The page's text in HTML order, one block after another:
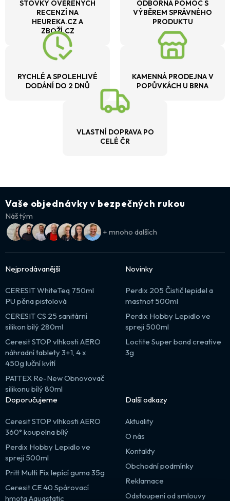
STOVKY OVĚŘENÝCH
RECENZÍ NA
HEUREKA.CZ A
ZBOŽÍ.CZ
ODBORNÁ POMOC S
VÝBĚREM SPRÁVNÉHO
PRODUKTU
RYCHLÉ A SPOLEHLIVÉ
DODÁNÍ DO 2 DNŮ
KAMENNÁ PRODEJNA V
POPŮVKÁCH U BRNA
VLASTNÍ DOPRAVA PO
CELÉ ČR
Vaše objednávky v bezpečných rukou
Náš tým
+ mnoho dalších
Nejprodávanější
CERESIT WhiteTeq 750ml
PU pěna pistolová
CERESIT CS 25 sanitární
silikon bílý 280ml
Ceresit STOP vlhkosti AERO
náhradní tablety 3+1, 4 x
450g luční kvítí
PATTEX Re-New Obnovovač
silikonu bílý 80ml
Novinky
Perdix 205 Čistič lepidel a
mastnot 500ml
Perdix Hobby Lepidlo ve
spreji 500ml
Loctite Super bond creative
3g
Doporučujeme
Ceresit STOP vlhkosti AERO
360° koupelna bílý
Perdix Hobby Lepidlo ve
spreji 500ml
Pritt Multi Fix lepící guma 35g
Ceresit CE 40 Spárovací
hmota Aquastatic
Další odkazy
Aktuality
O nás
Kontakty
Obchodní podmínky
Reklamace
Odstoupení od smlouvy